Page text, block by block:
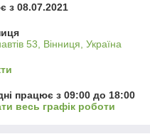
з 08.07.2021
53, Вінниця, Україна
працює з 09:00 до 18:00
весь графік роботи